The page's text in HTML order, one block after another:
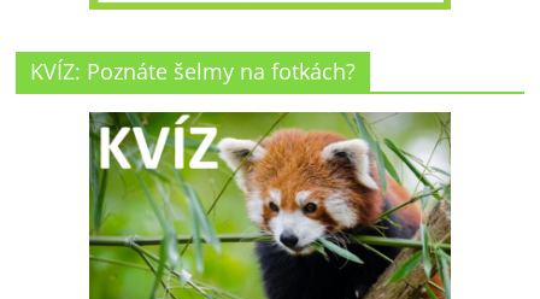
KVÍZ: Poznáte šelmy na fotkách?